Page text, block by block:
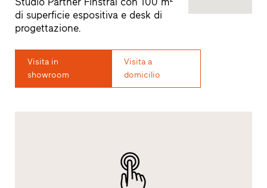
di superficie espositiva e desk di
progettazione.
Visita in
showroom
Visita a
domicilio